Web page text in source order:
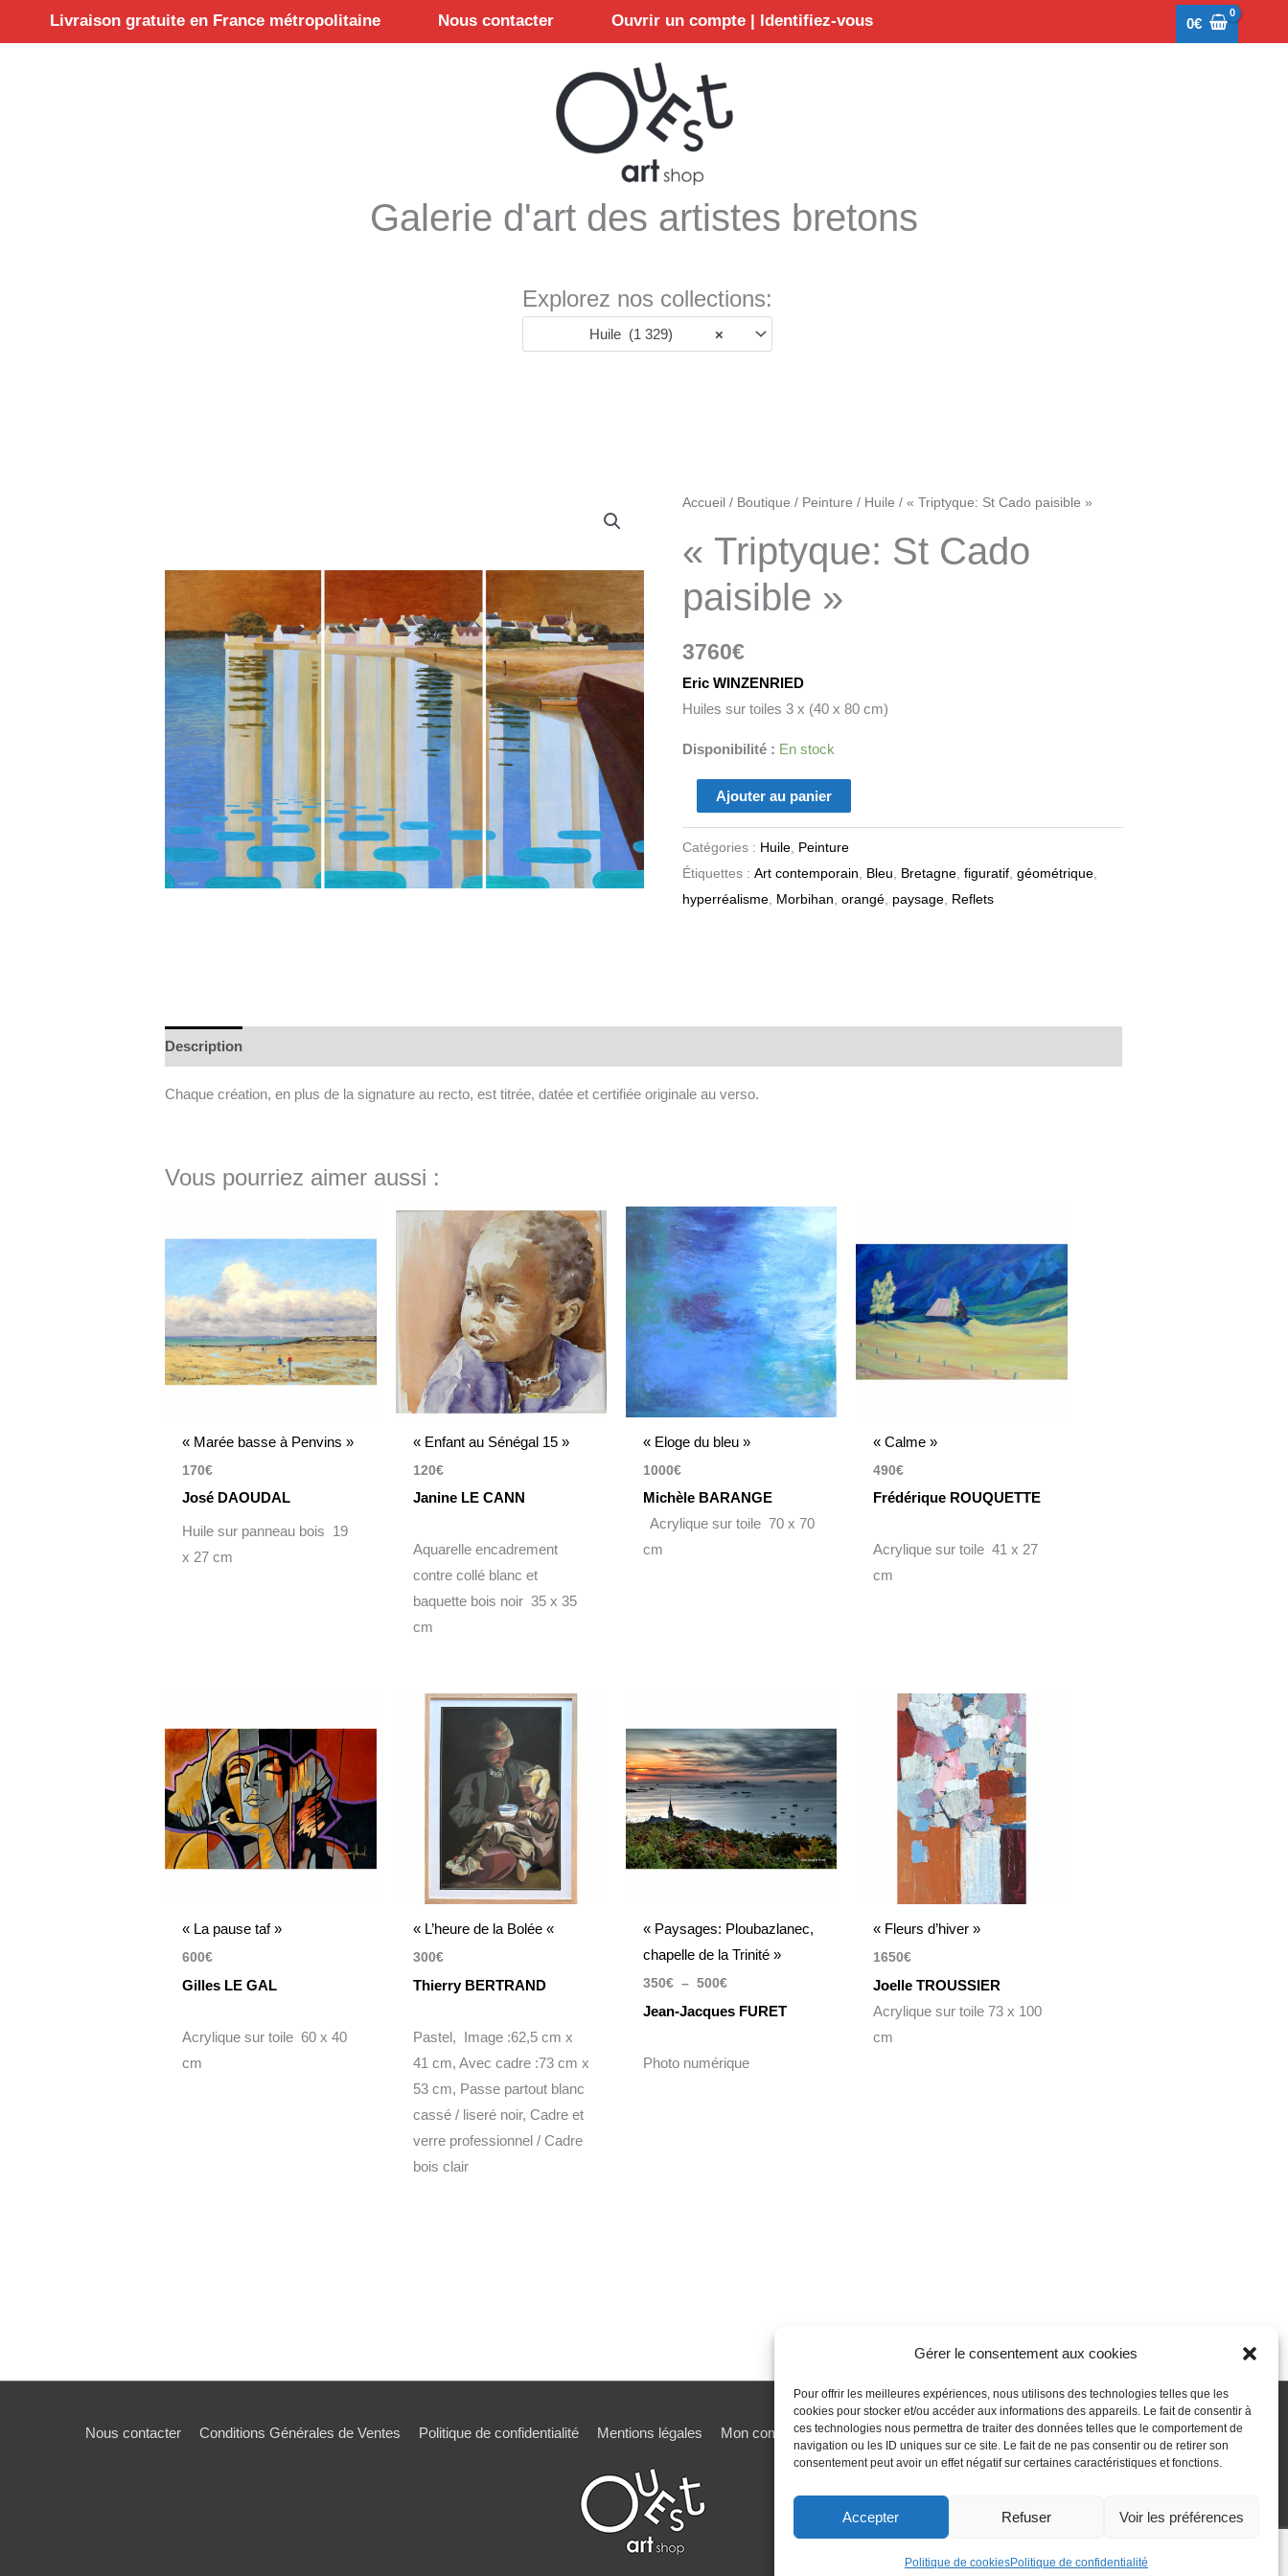
Gérer le consentement aux cookies
Pour offrir les meilleures expériences, nous utilisons des technologies telles que les
cookies pour stocker et/ou accéder aux informations des appareils. Le fait de consentir à
ces technologies nous permettra de traiter des données telles que le comportement de
navigation ou les ID uniques sur ce site. Le fait de ne pas consentir ou de retirer son
consentement peut avoir un effet négatif sur certaines caractéristiques et fonctions.
Accepter Refuser Voir les préférences
Politique de cookiesPolitique de confidentialité
Livraison gratuite en France métropolitaine Nous contacter Ouvrir un compte | Identifiez-vous 0€
Galerie d'art des artistes bretons
Explorez nos collections:
×
Huile (1 329)
Accueil / Boutique / Peinture / Huile / « Triptyque: St Cado paisible »
« Triptyque: St Cado
paisible »
3760€
Eric WINZENRIED
Huiles sur toiles 3 x (40 x 80 cm)
Disponibilité : En stock
quantité
"Triptyque:
Cado
Ajouter au panier
Catégories : Huile
Peinture
Étiquettes : Art contemporain Bleu Bretagne figuratif géométrique
hyperréalisme
Morbihan orangé paysage Reflets
Description
Chaque création, en plus de la signature au recto, est titrée, datée et certifiée originale au verso.
Vous pourriez aimer aussi :
« Marée basse à Penvins »
170€
José DAOUDAL
Huile sur panneau bois 19
x 27 cm
« Enfant au Sénégal 15 »
120€
Janine LE CANN
Aquarelle encadrement
contre collé blanc et
baquette bois noir 35 x 35
cm
« Eloge du bleu »
1000€
Michèle BARANGE
Acrylique sur toile 70 x 70
cm
« Calme »
490€
Frédérique ROUQUETTE
Acrylique sur toile 41 x 27
cm
« La pause taf »
600€
Gilles LE GAL
Acrylique sur toile 60 x 40
cm
« L’heure de la Bolée «
300€
Thierry BERTRAND
Pastel, Image :62,5 cm x
41 cm, Avec cadre :73 cm x
53 cm, Passe partout blanc
cassé / liseré noir, Cadre et
verre professionnel / Cadre
bois clair
« Paysages: Ploubazlanec,
chapelle de la Trinité »
350€ – 500€
prix :
350€
à
500€
Jean-Jacques FURET
Photo numérique
« Fleurs d’hiver »
1650€
Joelle TROUSSIER
Acrylique sur toile 73 x 100
cm
Nous contacter Conditions Générales de Ventes Politique de confidentialité Mentions légales Mon compte Mot de passe perdu Newsletter Politique de cookies (UE)